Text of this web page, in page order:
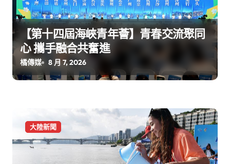
【第十四屆海峽青年薈】青春交流聚同
心 攜手融合共奮進
橘傳媒 8 月 7, 2026
大陸新聞